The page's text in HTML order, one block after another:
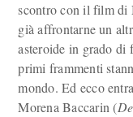
scontro con il film di
già affrontarne un
asteroide in grado di
primi frammenti
mondo. Ed ecco
Morena Baccarin (